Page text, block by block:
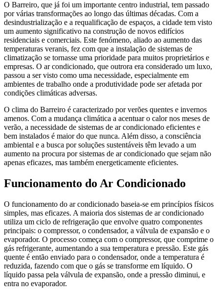
O Barreiro, que já foi um importante centro industrial, tem passado
por várias transformações ao longo das últimas décadas. Com a
desindustrialização e a requalificação de espaços, a cidade tem visto
um aumento significativo na construção de novos edifícios
residenciais e comerciais. Este fenómeno, aliado ao aumento das
temperaturas veranis, fez com que a instalação de sistemas de
climatização se tornasse uma prioridade para muitos proprietários e
empresas. O ar condicionado, que outrora era considerado um luxo,
passou a ser visto como uma necessidade, especialmente em
ambientes de trabalho onde a produtividade pode ser afetada por
condições climáticas adversas.
O clima do Barreiro é caracterizado por verões quentes e invernos
amenos. Com a mudança climática a acentuar o calor nos meses de
verão, a necessidade de sistemas de ar condicionado eficientes e
bem instalados é maior do que nunca. Além disso, a consciência
ambiental e a busca por soluções sustentáveis têm levado a um
aumento na procura por sistemas de ar condicionado que sejam não
apenas eficazes, mas também energeticamente eficientes.
Funcionamento do Ar Condicionado
O funcionamento do ar condicionado baseia-se em princípios físicos
simples, mas eficazes. A maioria dos sistemas de ar condicionado
utiliza um ciclo de refrigeração que envolve quatro componentes
principais: o compressor, o condensador, a válvula de expansão e o
evaporador. O processo começa com o compressor, que comprime o
gás refrigerante, aumentando a sua temperatura e pressão. Este gás
quente é então enviado para o condensador, onde a temperatura é
reduzida, fazendo com que o gás se transforme em líquido. O
líquido passa pela válvula de expansão, onde a pressão diminui, e
entra no evaporador.